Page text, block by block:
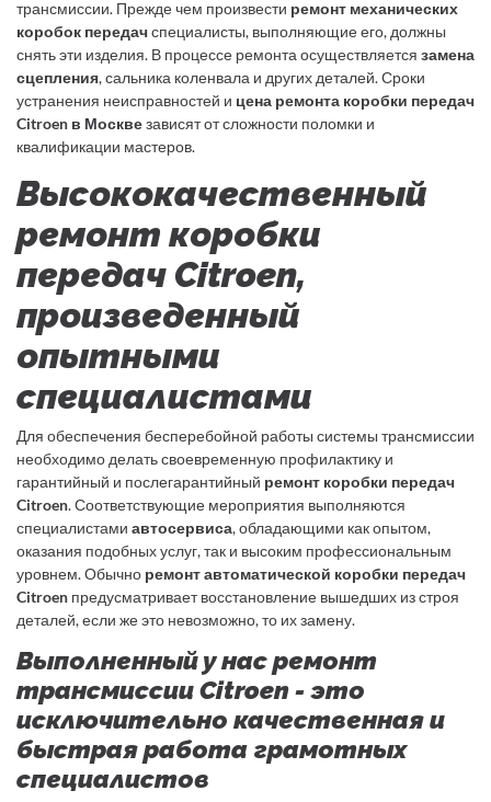
трансмиссии. Прежде чем произвести ремонт механических
коробок передачспециалисты, выполняющие его, должны
снять эти изделия. В процессе ремонта осуществляется замена
сцепления, сальника коленвала и других деталей. Сроки
устранения неисправностей и цена ремонта коробки передач
Citroen в Москвезависят от сложности поломки и
квалификации мастеров.
Высококачественный
ремонт коробки
передач Citroen,
произведенный
опытными
специалистами
Для обеспечения бесперебойной работы системы трансмиссии
необходимо делать своевременную профилактику и
гарантийный и послегарантийный ремонт коробки передач
Citroen. Соответствующие мероприятия выполняются
специалистами автосервиса, обладающими как опытом,
оказания подобных услуг, так и высоким профессиональным
уровнем. Обычно ремонт автоматической коробки передач
Citroen предусматривает восстановление вышедших из строя
деталей, если же это невозможно, то их замену.
Выполненный у нас ремонт
трансмиссии Citroen - это
исключительно качественная и
быстрая работа грамотных
специалистов